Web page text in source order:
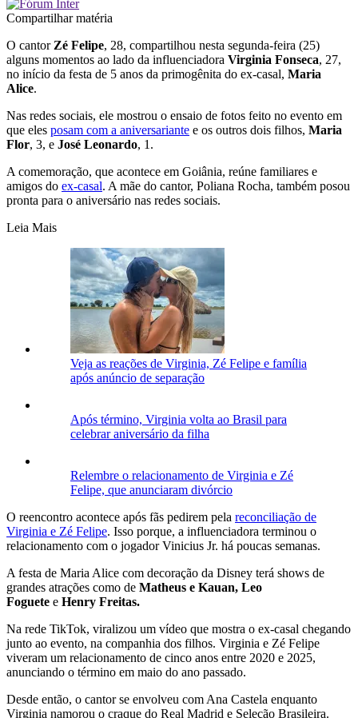
Compartilhar matéria
O cantor Zé Felipe, 28, compartilhou nesta segunda-feira (25)
alguns momentos ao lado da influenciadora Virginia Fonseca, 27,
no início da festa de 5 anos da primogênita do ex-casal, Maria
Alice.
Nas redes sociais, ele mostrou o ensaio de fotos feito no evento em
que eles posam com a aniversariante e os outros dois filhos, Maria
Flor, 3, e José Leonardo, 1.
A comemoração, que acontece em Goiânia, reúne familiares e
amigos do ex-casal. A mãe do cantor, Poliana Rocha, também posou
pronta para o aniversário nas redes sociais.
Leia Mais
Veja as reações de Virginia, Zé Felipe e família
após anúncio de separação
Após término, Virginia volta ao Brasil para
celebrar aniversário da filha
Relembre o relacionamento de Virginia e Zé
Felipe, que anunciaram divórcio
O reencontro acontece após fãs pedirem pela reconciliação de
Virginia e Zé Felipe. Isso porque, a influenciadora terminou o
relacionamento com o jogador Vinicius Jr. há poucas semanas.
A festa de Maria Alice com decoração da Disney terá shows de
grandes atrações como de Matheus e Kauan, Leo
Foguete e Henry Freitas.
Na rede TikTok, viralizou um vídeo que mostra o ex-casal chegando
junto ao evento, na companhia dos filhos. Virginia e Zé Felipe
viveram um relacionamento de cinco anos entre 2020 e 2025,
anunciando o término em maio do ano passado.
Desde então, o cantor se envolveu com Ana Castela enquanto
Virginia namorou o craque do Real Madrid e Seleção Brasileira.